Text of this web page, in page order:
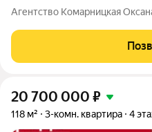
СЕРДЦЕ АМАЛИЕНАУ
клубном доме,
Агентство Комарницкая
20 700 000 ₽
118 м² 3-комн. квартира 4